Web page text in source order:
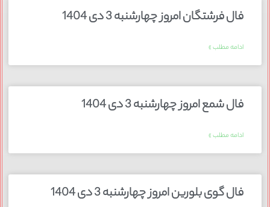
فال فرشتگان امروز چهارشنبه 3 دی 1404
ادامه مطلب »
فال شمع امروز چهارشنبه 3 دی 1404
ادامه مطلب »
فال گوی بلورین امروز چهارشنبه 3 دی 1404